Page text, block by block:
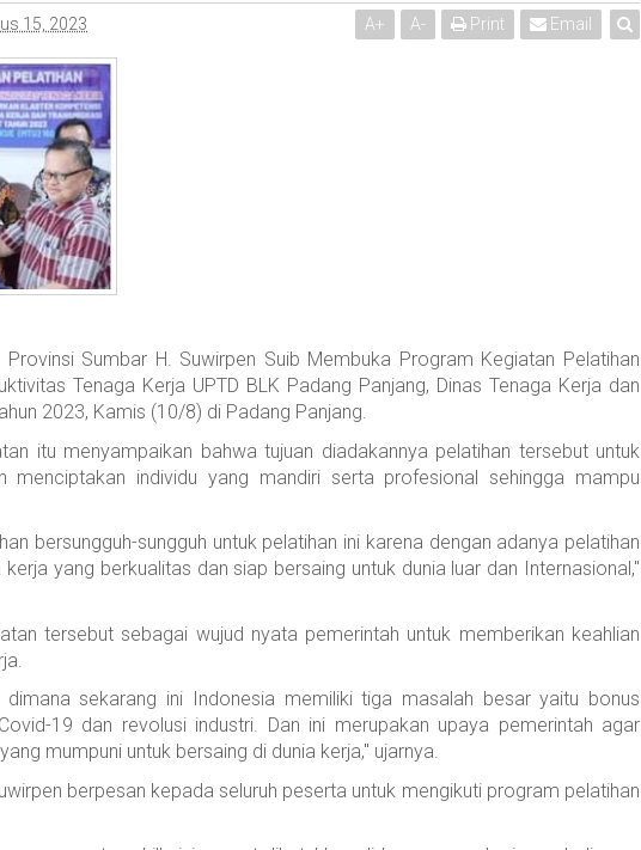
15, 2023 A+ A- Print Email
Provinsi Sumbar H. Suwirpen Suib Membuka Program Kegiatan Pelatihan
Tenaga Kerja UPTD BLK Padang Panjang, Dinas Tenaga Kerja dan
2023, Kamis (10/8) di Padang Panjang.
itu menyampaikan bahwa tujuan diadakannya pelatihan tersebut untuk
menciptakan individu yang mandiri serta profesional sehingga mampu
bersungguh-sungguh untuk pelatihan ini karena dengan adanya pelatihan
yang berkualitas dan siap bersaing untuk dunia luar dan Internasional,"
tersebut sebagai wujud nyata pemerintah untuk memberikan keahlian
sekarang ini Indonesia memiliki tiga masalah besar yaitu bonus
19 dan revolusi industri. Dan ini merupakan upaya pemerintah agar
mumpuni untuk bersaing di dunia kerja," ujarnya.
berpesan kepada seluruh peserta untuk mengikuti program pelatihan